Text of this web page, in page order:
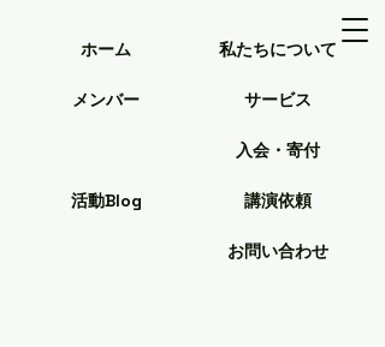
ホーム 私たちについて
サービス
活動Blog
入会・寄付
お問い合わせ
講演依頼
メンバー